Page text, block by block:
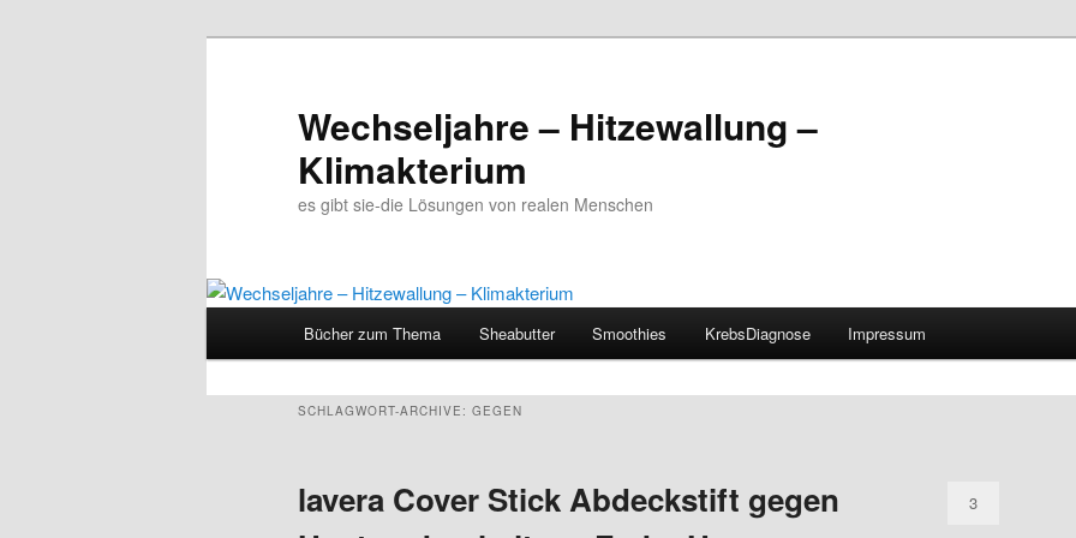
Wechseljahre – Hitzewallung –
Klimakterium
es gibt sie-die Lösungen von realen Menschen
Zum
Inhalt
Zum
sekundären
wechseln
Bücher zum Thema Sheabutter Smoothies KrebsDiagnose Impressum
SCHLAGWORT-ARCHIVE: GEGEN
lavera Cover Stick Abdeckstift gegen
3